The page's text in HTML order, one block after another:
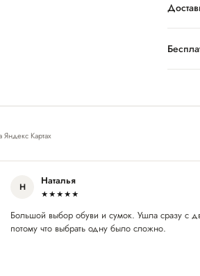
Яндекс Картах
Н Наталья
★★★★★
Большой выбор обуви и сумок. Ушла сразу с
потому что выбрать одну было сложно.